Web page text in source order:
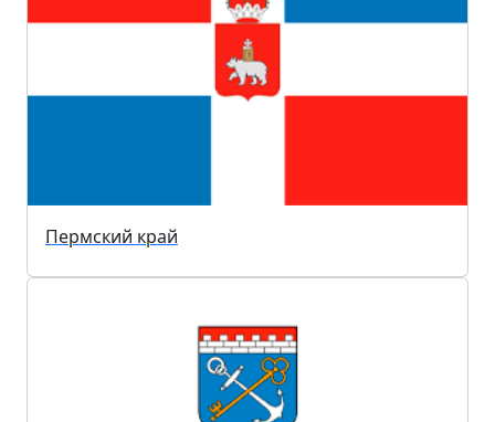
Пермский край